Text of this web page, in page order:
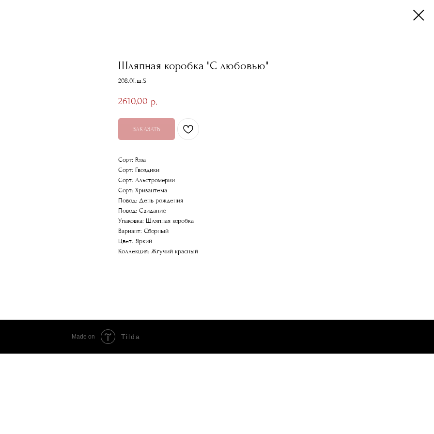
Шляпная коробка "С любовью"
208.01.ш.S
2610,00 р.
ЗАКАЗАТЬ
Сорт: Роза
Сорт: Гвоздики
Сорт: Альстромерии
Сорт: Хризантема
Повод: День рождения
Повод: Свидание
Упаковка: Шляпная коробка
Вариант: Сборный
Цвет: Яркий
Коллекция: Жгучий красный
Made on Tilda